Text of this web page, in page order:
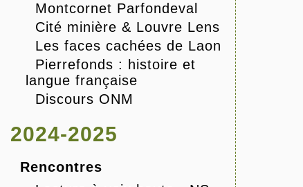
Montcornet Parfondeval
Cité minière & Louvre Lens
Les faces cachées de Laon
Pierrefonds : histoire et
langue française
Discours ONM
2024-2025
Rencontres